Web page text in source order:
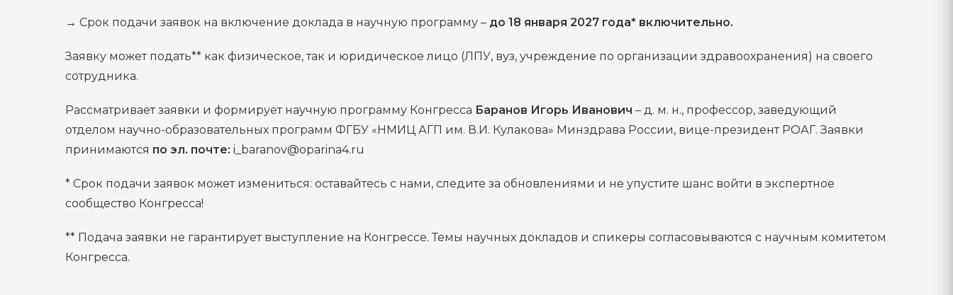
→ Срок подачи заявок на включение доклада в научную программу – до 18 января 2027 года* включительно.
Заявку может подать** как физическое, так и юридическое лицо (ЛПУ, вуз, учреждение по организации здравоохранения) на своего
сотрудника.
Рассматривает заявки и формирует научную программу Конгресса Баранов Игорь Иванович – д. м. н., профессор, заведующий
отделом научно-образовательных программ ФГБУ «НМИЦ АГП им. В.И. Кулакова» Минздрава России, вице-президент РОАГ. Заявки
принимаются по эл. почте: i_baranov@oparina4.ru
* Срок подачи заявок может измениться: оставайтесь с нами, следите за обновлениями и не упустите шанс войти в экспертное
сообщество Конгресса!
** Подача заявки не гарантирует выступление на Конгрессе. Темы научных докладов и спикеры согласовываются с научным комитетом
Конгресса.